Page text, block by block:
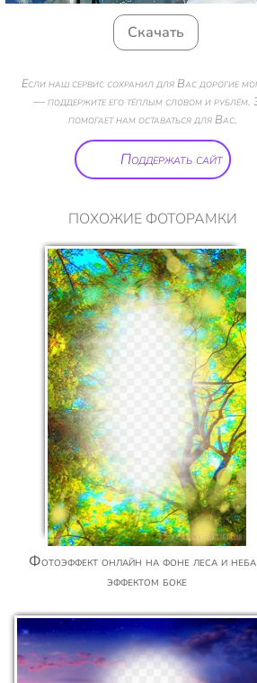
Скачать
Если наш сервис сохранил для Вас дорогие
— поддержите его тёплым словом и рублём.
помогает нам оставаться для Вас.
Поддержать сайт
ПОХОЖИЕ ФОТОРАМКИ
Фотоэффект онлайн на фоне леса и неба с
эффектом боке